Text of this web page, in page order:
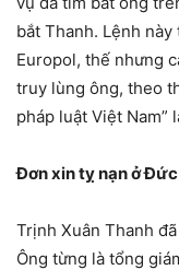
bắt Thanh. Lệnh
Europol, thế nhưng
truy lùng ông, theo
pháp luật Việt Nam”
Đơn xin tỵ nạn ở Đức
Trịnh Xuân Thanh
Ông từng là tổng